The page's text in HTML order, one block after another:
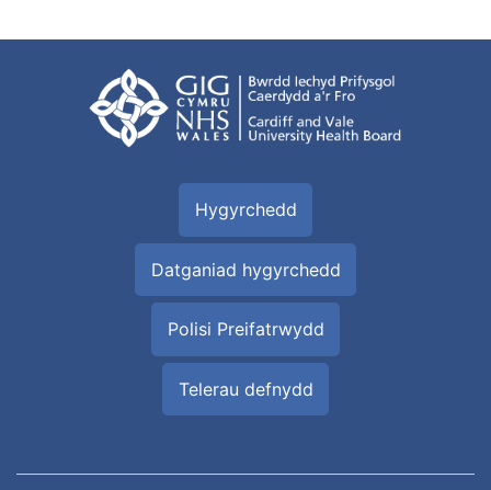
Hygyrchedd
Datganiad hygyrchedd
Polisi Preifatrwydd
Telerau defnydd